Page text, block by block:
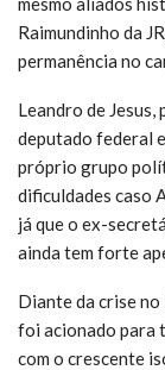
Raimundinho da
permanência no
Leandro de Jesus,
deputado federal
próprio grupo
dificuldades caso
já que o ex-
ainda tem forte
Diante da crise
foi acionado para
com o crescente